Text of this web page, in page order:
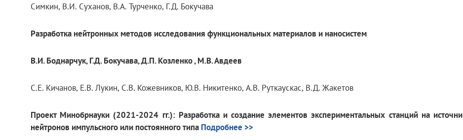
Симкин, В.И. Суханов, В.A. Турченко, Г.Д. Бокучава
Разработка нейтронных методов исследования функциональных материалов и наносистем
В.И. Боднарчук, Г.Д. Бокучава, Д.П. Козленко , М.В. Авдеев
С.Е. Кичанов, E.В. Лукин, С.В. Кожевников, Ю.В. Никитенко, A.В. Руткаускас, В.Д. Жакетов
Проект Минобрнауки (2021-2024 гг.): Разработка и создание элементов экспериментальных станций на
нейтронов импульсного или постоянного типа Подробнее >>